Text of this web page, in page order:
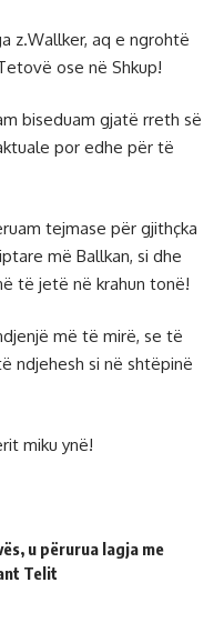
z.Wallker, aq e ngrohtë
ose në Shkup!
biseduam gjatë rreth së
por edhe për të
tejmase për gjithçka
më Ballkan, si dhe
të jetë në krahun tonë!
më të mirë, se të
ndjehesh si në shtëpinë
miku ynë!
u përurua lagja me
Telit